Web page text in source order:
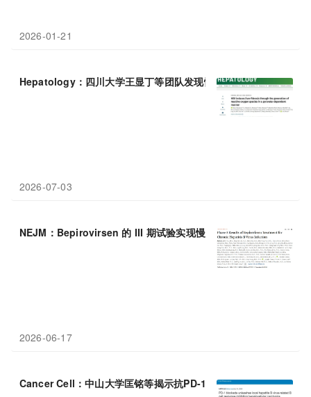
2026-01-21
Hepatology：四川大学王显丁等团队发现慢性乙肝抗纤维化新靶
2026-07-03
NEJM：Bepirovirsen 的 III 期试验实现慢性 乙肝功能性治愈
2026-06-17
Cancer Cell：中山大学匡铭等揭示抗PD-1治疗与乙肝病毒体液免